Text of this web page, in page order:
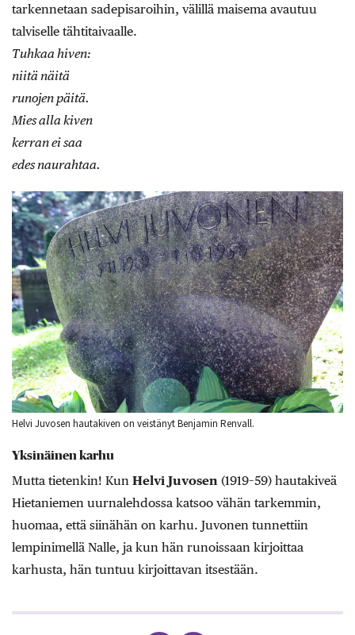
tarkennetaan sadepisaroihin, välillä maisema avautuu
talviselle tähtitaivaalle.
Tuhkaa hiven:
niitä näitä
runojen päitä.
Mies alla kiven
kerran ei saa
edes naurahtaa.
Helvi Juvosen hautakiven on veistänyt Benjamin Renvall.
Yksinäinen karhu
Mutta tietenkin! Kun Helvi Juvosen (1919–59) hautakiveä
Hietaniemen uurnalehdossa katsoo vähän tarkemmin,
huomaa, että siinähän on karhu. Juvonen tunnettiin
lempinimellä Nalle, ja kun hän runoissaan kirjoittaa
karhusta, hän tuntuu kirjoittavan itsestään.